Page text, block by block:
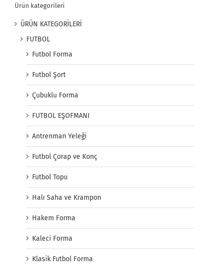
Ürün kategorileri
ÜRÜN KATEGORİLERİ
FUTBOL
Futbol Forma
Futbol Şort
Çubuklu Forma
FUTBOL EŞOFMANI
Antrenman Yeleği
Futbol Çorap ve Konç
Futbol Topu
Halı Saha ve Krampon
Hakem Forma
Kaleci Forma
Klasik Futbol Forma